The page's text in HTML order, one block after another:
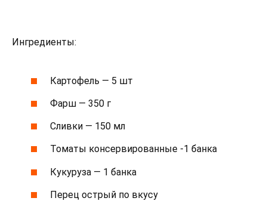
Ингредиенты:
Картофель — 5 шт
Фарш — 350 г
Сливки — 150 мл
Томаты консервированные -1 банка
Кукуруза — 1 банка
Перец острый по вкусу